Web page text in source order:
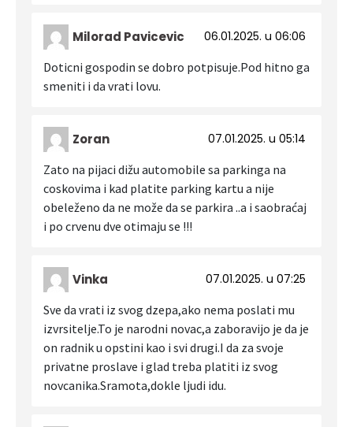
Milorad Pavicevic
06.01.2025. u 06:06
Doticni gospodin se dobro potpisuje.Pod hitno ga
smeniti i da vrati lovu.
Zoran
07.01.2025. u 05:14
Zato na pijaci dižu automobile sa parkinga na
coskovima i kad platite parking kartu a nije
obeleženo da ne može da se parkira ..a i saobraćaj
i po crvenu dve otimaju se !!!
Vinka
07.01.2025. u 07:25
Sve da vrati iz svog dzepa,ako nema poslati mu
izvrsitelje.To je narodni novac,a zaboravijo je da je
on radnik u opstini kao i svi drugi.I da za svoje
privatne proslave i glad treba platiti iz svog
novcanika.Sramota,dokle ljudi idu.